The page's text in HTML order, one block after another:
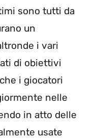
sono tutti da
un
i vari
di obiettivi
i giocatori
nelle
in atto delle
usate